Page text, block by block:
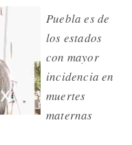
Puebla es de
los estados
con mayor
incidencia en
muertes
maternas